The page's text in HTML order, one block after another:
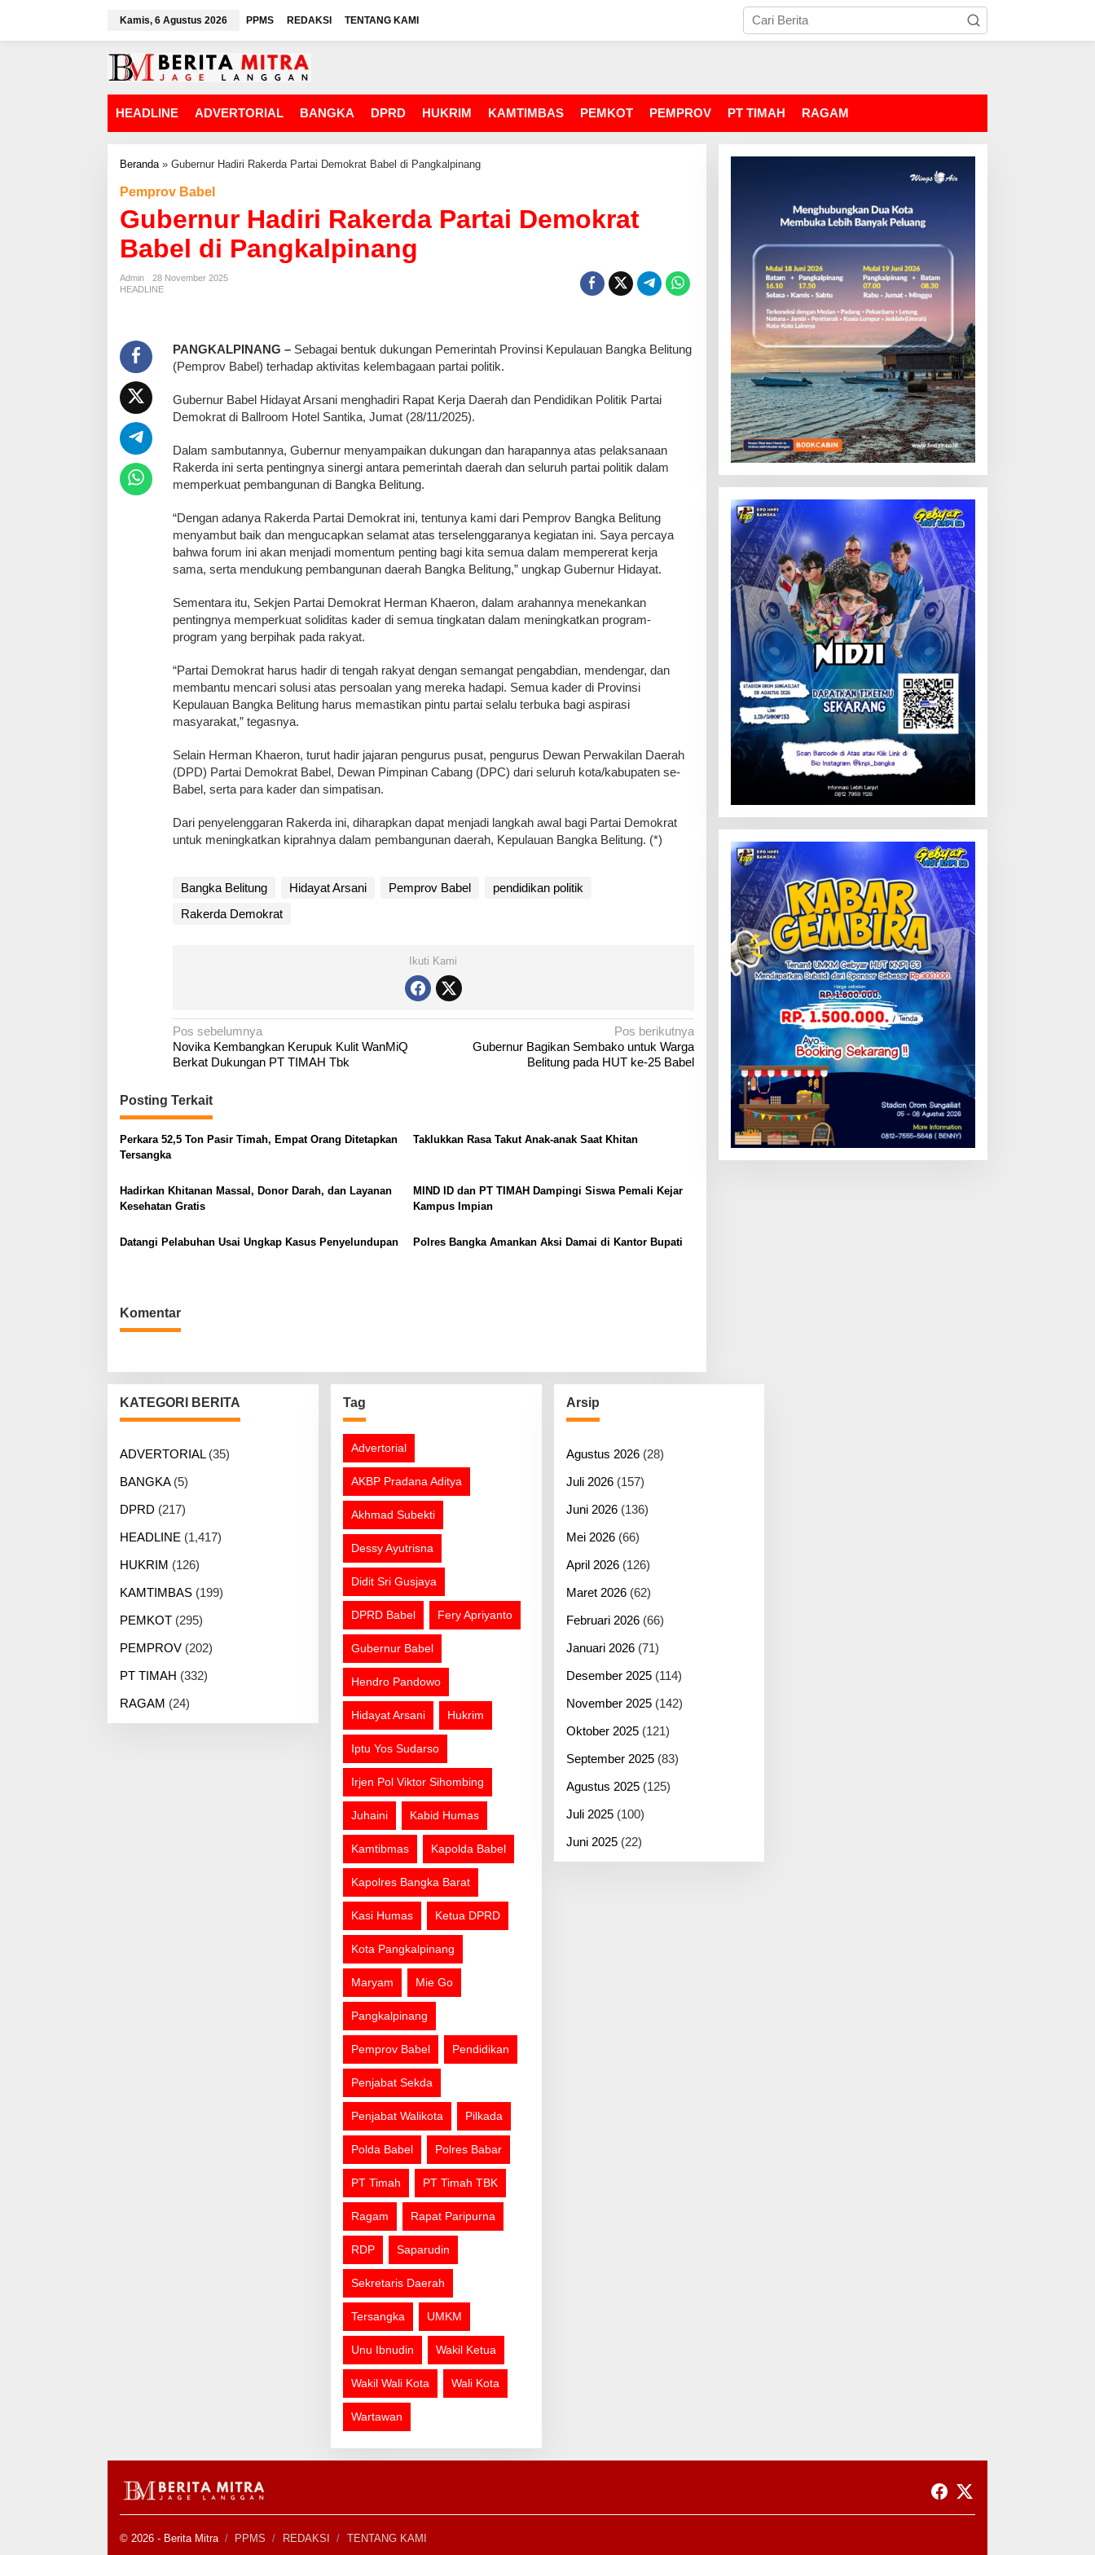
w
Kamis, 6 Agustus 2026 PPMS REDAKSI TENTANG KAMI
HEADLINE ADVERTORIAL BANGKA DPRD HUKRIM KAMTIMBAS PEMKOT PEMPROV PT TIMAH RAGAM
Beranda» Gubernur Hadiri Rakerda Partai Demokrat Babel di Pangkalpinang
Pemprov Babel
Gubernur Hadiri Rakerda Partai Demokrat
Babel di Pangkalpinang
Admin
28 November 2025
HEADLINE
PANGKALPINANG –Sebagai bentuk dukungan Pemerintah Provinsi Kepulauan Bangka Belitung
(Pemprov Babel) terhadap aktivitas kelembagaan partai politik.
Gubernur Babel Hidayat Arsani menghadiri Rapat Kerja Daerah dan Pendidikan Politik Partai
Demokrat di Ballroom Hotel Santika, Jumat (28/11/2025).
Dalam sambutannya, Gubernur menyampaikan dukungan dan harapannya atas pelaksanaan
Rakerda ini serta pentingnya sinergi antara pemerintah daerah dan seluruh partai politik dalam
memperkuat pembangunan di Bangka Belitung.
“Dengan adanya Rakerda Partai Demokrat ini, tentunya kami dari Pemprov Bangka Belitung
menyambut baik dan mengucapkan selamat atas terselenggaranya kegiatan ini. Saya percaya
bahwa forum ini akan menjadi momentum penting bagi kita semua dalam mempererat kerja
sama, serta mendukung pembangunan daerah Bangka Belitung,” ungkap Gubernur Hidayat.
Sementara itu, Sekjen Partai Demokrat Herman Khaeron, dalam arahannya menekankan
pentingnya memperkuat soliditas kader di semua tingkatan dalam meningkatkan program-
program yang berpihak pada rakyat.
“Partai Demokrat harus hadir di tengah rakyat dengan semangat pengabdian, mendengar, dan
membantu mencari solusi atas persoalan yang mereka hadapi. Semua kader di Provinsi
Kepulauan Bangka Belitung harus memastikan pintu partai selalu terbuka bagi aspirasi
masyarakat,” tegasnya.
Selain Herman Khaeron, turut hadir jajaran pengurus pusat, pengurus Dewan Perwakilan Daerah
(DPD) Partai Demokrat Babel, Dewan Pimpinan Cabang (DPC) dari seluruh kota/kabupaten se-
Babel, serta para kader dan simpatisan.
Dari penyelenggaran Rakerda ini, diharapkan dapat menjadi langkah awal bagi Partai Demokrat
untuk meningkatkan kiprahnya dalam pembangunan daerah, Kepulauan Bangka Belitung. (*)
Bangka Belitung Hidayat Arsani Pemprov Babel
pendidikan politik
Rakerda Demokrat
Ikuti Kami
N
a
i
g
a
i
p
s
Pos sebelumnya
Novika Kembangkan Kerupuk Kulit WanMiQ
Berkat Dukungan PT TIMAH Tbk
Pos berikutnya
Gubernur Bagikan Sembako untuk Warga
Belitung pada HUT ke-25 Babel
Posting Terkait
Perkara 52,5 Ton Pasir Timah, Empat Orang Ditetapkan
Tersangka
Taklukkan Rasa Takut Anak-anak Saat Khitan
Hadirkan Khitanan Massal, Donor Darah, dan Layanan
Kesehatan Gratis
MIND ID dan PT TIMAH Dampingi Siswa Pemali Kejar
Kampus Impian
Datangi Pelabuhan Usai Ungkap Kasus Penyelundupan Polres Bangka Amankan Aksi Damai di Kantor Bupati
Komentar
KATEGORI BERITA
ADVERTORIAL(35)
BANGKA(5)
DPRD (217)
HEADLINE (1,417)
HUKRIM (126)
KAMTIMBAS (199)
PEMKOT (295)
PEMPROV (202)
PT TIMAH (332)
RAGAM (24)
Tag
Advertorial
AKBP Pradana Aditya
Akhmad Subekti
Dessy Ayutrisna
Didit Sri Gusjaya
DPRD Babel Fery Apriyanto
Gubernur Babel
Hendro Pandowo
Hidayat Arsani Hukrim
Iptu Yos Sudarso
Irjen Pol Viktor Sihombing
Juhaini Kabid Humas
Kamtibmas Kapolda Babel
Kapolres Bangka Barat
Kasi Humas Ketua DPRD
Kota Pangkalpinang
Maryam Mie Go
Pangkalpinang
Pemprov Babel Pendidikan
Penjabat Sekda
Penjabat Walikota Pilkada
Polda Babel Polres Babar
PT Timah PT Timah TBK
Ragam Rapat Paripurna
RDP Saparudin
Sekretaris Daerah
Tersangka UMKM
Unu Ibnudin Wakil Ketua
Wakil Wali Kota Wali Kota
Wartawan
Arsip
Agustus 2026(28)
Juli 2026(157)
Juni 2026(136)
Mei 2026(66)
April 2026(126)
Maret 2026(62)
Februari 2026(66)
Januari 2026(71)
Desember 2025(114)
November 2025(142)
Oktober 2025(121)
September 2025(83)
Agustus 2025(125)
Juli 2025(100)
Juni 2025(22)
© 2026 - Berita Mitra PPMS REDAKSI TENTANG KAMI